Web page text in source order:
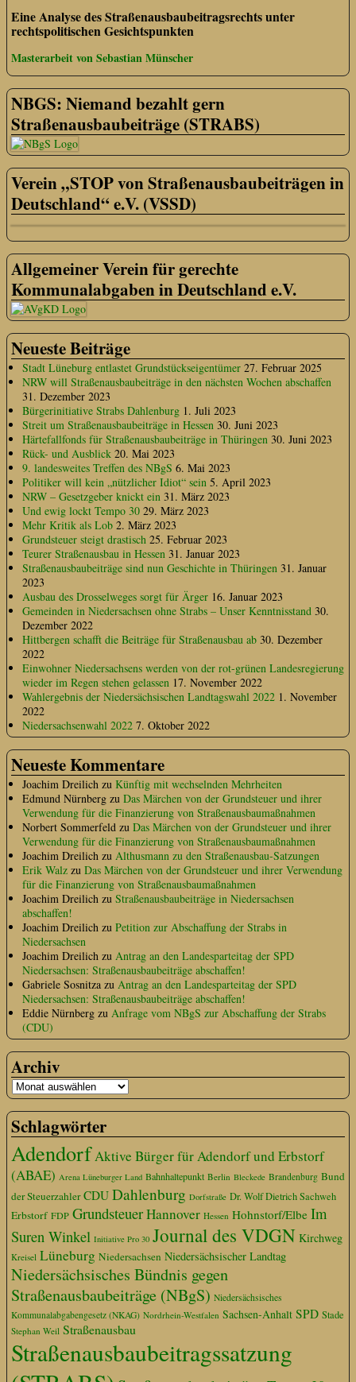
Eine Analyse des Straßenausbaubeitragsrechts unter
rechtspolitischen Gesichtspunkten
Masterarbeit von Sebastian Münscher
NBGS: Niemand bezahlt gern
Straßenausbaubeiträge (STRABS)
Verein „STOP von Straßenausbaubeiträgen in
Deutschland“ e.V. (VSSD)
Allgemeiner Verein für gerechte
Kommunalabgaben in Deutschland e.V.
Neueste Beiträge
Stadt Lüneburg entlastet Grundstückseigentümer 27. Februar 2025
NRW will Straßenausbaubeiträge in den nächsten Wochen abschaffen
31. Dezember 2023
Bürgerinitiative Strabs Dahlenburg 1. Juli 2023
Streit um Straßenausbaubeiträge in Hessen 30. Juni 2023
Härtefallfonds für Straßenausbaubeiträge in Thüringen 30. Juni 2023
Rück- und Ausblick 20. Mai 2023
9. landesweites Treffen des NBgS 6. Mai 2023
Politiker will kein „nützlicher Idiot“ sein 5. April 2023
NRW – Gesetzgeber knickt ein 31. März 2023
Und ewig lockt Tempo 30 29. März 2023
Mehr Kritik als Lob 2. März 2023
Grundsteuer steigt drastisch 25. Februar 2023
Teurer Straßenausbau in Hessen 31. Januar 2023
Straßenausbaubeiträge sind nun Geschichte in Thüringen 31. Januar
2023
Ausbau des Drosselweges sorgt für Ärger 16. Januar 2023
Gemeinden in Niedersachsen ohne Strabs – Unser Kenntnisstand 30.
Dezember 2022
Hittbergen schafft die Beiträge für Straßenausbau ab 30. Dezember
2022
Einwohner Niedersachsens werden von der rot-grünen Landesregierung
wieder im Regen stehen gelassen 17. November 2022
Wahlergebnis der Niedersächsischen Landtagswahl 2022 1. November
2022
Niedersachsenwahl 2022 7. Oktober 2022
Neueste Kommentare
Joachim Dreilich zu Künftig mit wechselnden Mehrheiten
Edmund Nürnberg zu Das Märchen von der Grundsteuer und ihrer
Verwendung für die Finanzierung von Straßenausbaumaßnahmen
Norbert Sommerfeld zu Das Märchen von der Grundsteuer und ihrer
Verwendung für die Finanzierung von Straßenausbaumaßnahmen
Joachim Dreilich zu Althusmann zu den Straßenausbau-Satzungen
Erik Walz zu Das Märchen von der Grundsteuer und ihrer Verwendung
für die Finanzierung von Straßenausbaumaßnahmen
Joachim Dreilich zu Straßenausbaubeiträge in Niedersachsen
abschaffen!
Joachim Dreilich zu Petition zur Abschaffung der Strabs in
Niedersachsen
Joachim Dreilich zu Antrag an den Landesparteitag der SPD
Niedersachsen: Straßenausbaubeiträge abschaffen!
Gabriele Sosnitza zu Antrag an den Landesparteitag der SPD
Niedersachsen: Straßenausbaubeiträge abschaffen!
Eddie Nürnberg zu Anfrage vom NBgS zur Abschaffung der Strabs
(CDU)
Archiv
Schlagwörter
Adendorf Aktive Bürger für Adendorf und Erbstorf
(ABAE) Arena Lüneburger Land Bahnhaltepunkt Berlin Bleckede Brandenburg Bund
der Steuerzahler CDU Dahlenburg Dorfstraße Dr. Wolf Dietrich Sachweh
Erbstorf FDP GrundsteuerHannover Hessen Hohnstorf/Elbe Im
Suren Winkel Initiative Pro 30 Journal des VDGN Kirchweg
Kreisel Lüneburg Niedersachsen Niedersächsischer Landtag
Niedersächsisches Bündnis gegen
Straßenausbaubeiträge (NBgS) Niedersächsisches
Kommunalabgabengesetz (NKAG) Nordrhein-Westfalen Sachsen-Anhalt SPD Stade
Stephan Weil Straßenausbau
Straßenausbaubeitragssatzung